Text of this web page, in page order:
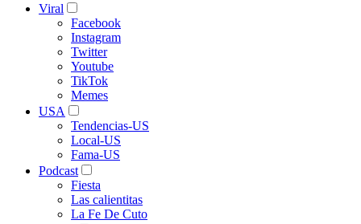
Viral
Facebook
Instagram
Twitter
Youtube
TikTok
Memes
USA
Tendencias-US
Local-US
Fama-US
Podcast
Fiesta
Las calientitas
La Fe De Cuto